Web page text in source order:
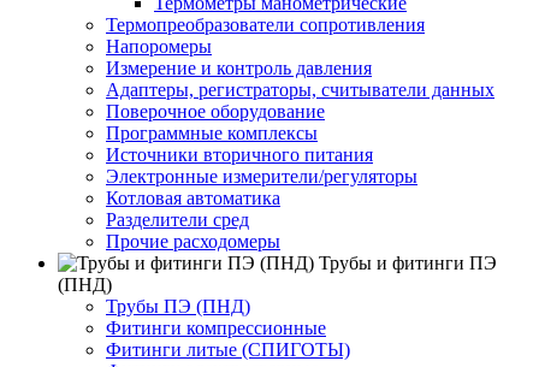
Термопреобразователи сопротивления
Напоромеры
Измерение и контроль давления
Адаптеры, регистраторы, считыватели данных
Поверочное оборудование
Программные комплексы
Источники вторичного питания
Электронные измерители/регуляторы
Котловая автоматика
Разделители сред
Прочие расходомеры
Трубы и фитинги ПЭ
(ПНД)
Трубы ПЭ (ПНД)
Фитинги компрессионные
Фитинги литые (СПИГОТЫ)